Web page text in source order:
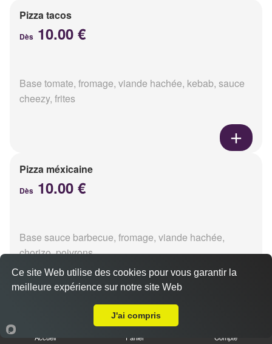
Pizza tacos
Dès 10.00 €
Base tomate, fromage, viande hachée, kebab, sauce
cheezy, frites
Pizza méxicaine
Dès 10.00 €
Base sauce barbecue, fromage, viande hachée,
chorizo, poivrons
Accueil Panier Compte
Ce site Web utilise des cookies pour vous garantir la
meilleure expérience sur notre site Web
J'ai compris